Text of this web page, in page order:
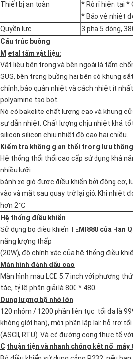
Thiết bị an toàn
* Rò rỉ hiện tại *
* Bảo vệ nhiệt
Quyền lực
3 pha 5 dòng,
Cấu trúc buồng
M etal tấm vật liệu:
Vật liệu bên trong và bên ngoài là tấm
SUS, bên trong buồng hai bên có khung
chỉnh, bảo quản nhiệt và cách nhiệt ít
polyamine tạo bọt.
Nó có bakelite chất lượng cao và khung
sự dẫn nhiệt. Chất lượng chịu nhiệt khá
silicon silicon chịu nhiệt độ cao hai chiều.
Kiểm tra không gian thổi trong lưu thông
Hệ thống thổi thổi cao cấp sử dụng khả
nhiều lưỡi
bánh xe gió được điều khiển bởi động cơ,
vào và mặt sau quay trở lại gió. Khi nhiệt
hơn 2 ℃
Hệ thống điều khiển
Sử dụng bộ điều khiển TEMI880 của Hàn
năng lượng thấp
(20W), độ chính xác của hệ thống điều
Màn hình đánh dấu cao
Màn hình màu LCD 5.7 inch với phương
tác, tỷ lệ phân giải là 800 * 480.
Dung lượng bộ nhớ lớn
120 nhóm / 1200 phần liên tục: tối đa là
không giới hạn), một phần lặp lại: hỗ trợ tối
(ASCII, RTU). Và có đường cong thực tế
C thuận tiện và nhanh chóng kết nối máy